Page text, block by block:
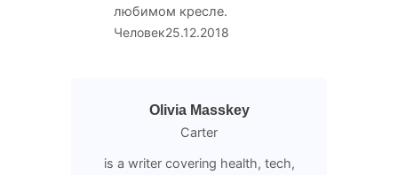
любимом кресле.
Человек25.12.2018
Olivia Masskey
Carter
is a writer covering health, tech,